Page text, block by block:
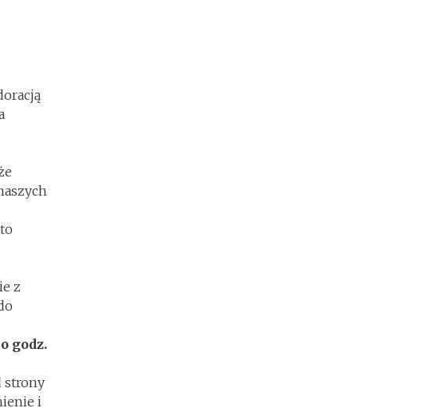
z
godz.
strony
i